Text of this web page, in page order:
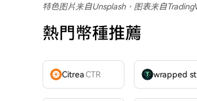
特色图片来自Unsplash，图表来自
熱門幣種推薦
CitreaCTR